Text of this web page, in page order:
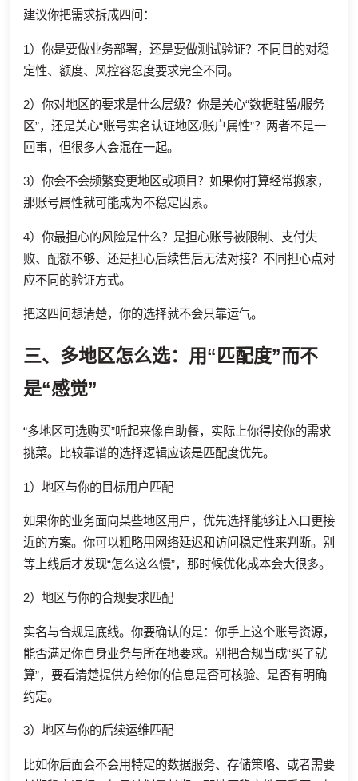
建议你把需求拆成四问：
1）你是要做业务部署，还是要做测试验证？不同目的对稳
定性、额度、风控容忍度要求完全不同。
2）你对地区的要求是什么层级？你是关心“数据驻留/服务
区”，还是关心“账号实名认证地区/账户属性”？两者不是一
回事，但很多人会混在一起。
3）你会不会频繁变更地区或项目？如果你打算经常搬家，
那账号属性就可能成为不稳定因素。
4）你最担心的风险是什么？是担心账号被限制、支付失
败、配额不够、还是担心后续售后无法对接？不同担心点对
应不同的验证方式。
把这四问想清楚，你的选择就不会只靠运气。
三、多地区怎么选：用“匹配度”而不
是“感觉”
“多地区可选购买”听起来像自助餐，实际上你得按你的需求
挑菜。比较靠谱的选择逻辑应该是匹配度优先。
1）地区与你的目标用户匹配
如果你的业务面向某些地区用户，优先选择能够让入口更接
近的方案。你可以粗略用网络延迟和访问稳定性来判断。别
等上线后才发现“怎么这么慢”，那时候优化成本会大很多。
2）地区与你的合规要求匹配
实名与合规是底线。你要确认的是：你手上这个账号资源，
能否满足你自身业务与所在地要求。别把合规当成“买了就
算”，要看清楚提供方给你的信息是否可核验、是否有明确
约定。
3）地区与你的后续运维匹配
比如你后面会不会用特定的数据服务、存储策略、或者需要